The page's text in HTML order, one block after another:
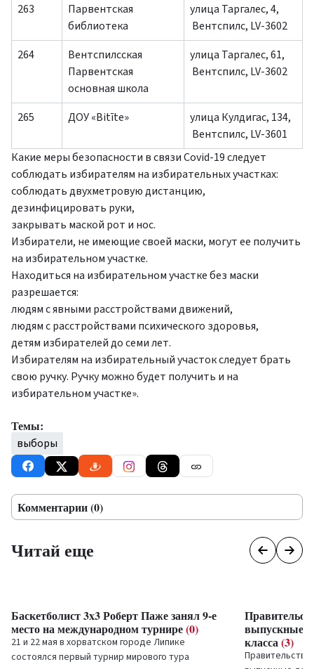
263
Парвентская
библиотека
улица Таргалес, 4,
Вентспилс, LV-3602
264
Вентспилсская
Парвентская
основная школа
улица Таргалес, 61,
Вентспилс, LV-3602
265 ДОУ «Bitīte»
улица Кулдигас, 134,
Вентспилс, LV-3601
Какие меры безопасности в связи Covid-19 следует
соблюдать избирателям на избирательных участках:
соблюдать двухметровую дистанцию,
дезинфицировать руки,
закрывать маской рот и нос.
Избиратели, не имеющие своей маски, могут ее получить
на избирательном участке.
Находиться на избирательном участке без маски
разрешается:
людям с явными расстройствами движений,
людям с расстройствами психического здоровья,
детям избирателей до семи лет.
Избирателям на избирательный участок следует брать
свою ручку. Ручку можно будет получить и на
избирательном участке».
Темы:
выборы
Комментарии (0)
Читай еще
Баскетболист 3x3 Роберт Паже занял 9-е
место на международном турнире(0)
21 и 22 мая в хорватском городе Липике
состоялся первый турнир мирового тура
выпускные
класса(3)